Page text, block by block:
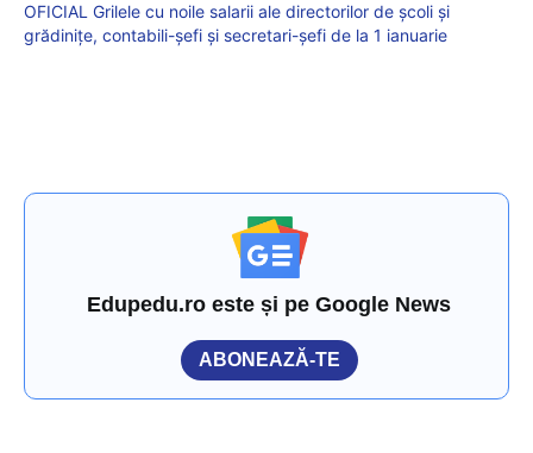
OFICIAL Grilele cu noile salarii ale directorilor de școli și
grădinițe, contabili-șefi și secretari-șefi de la 1 ianuarie
Edupedu.ro este și pe Google News
ABONEAZĂ-TE